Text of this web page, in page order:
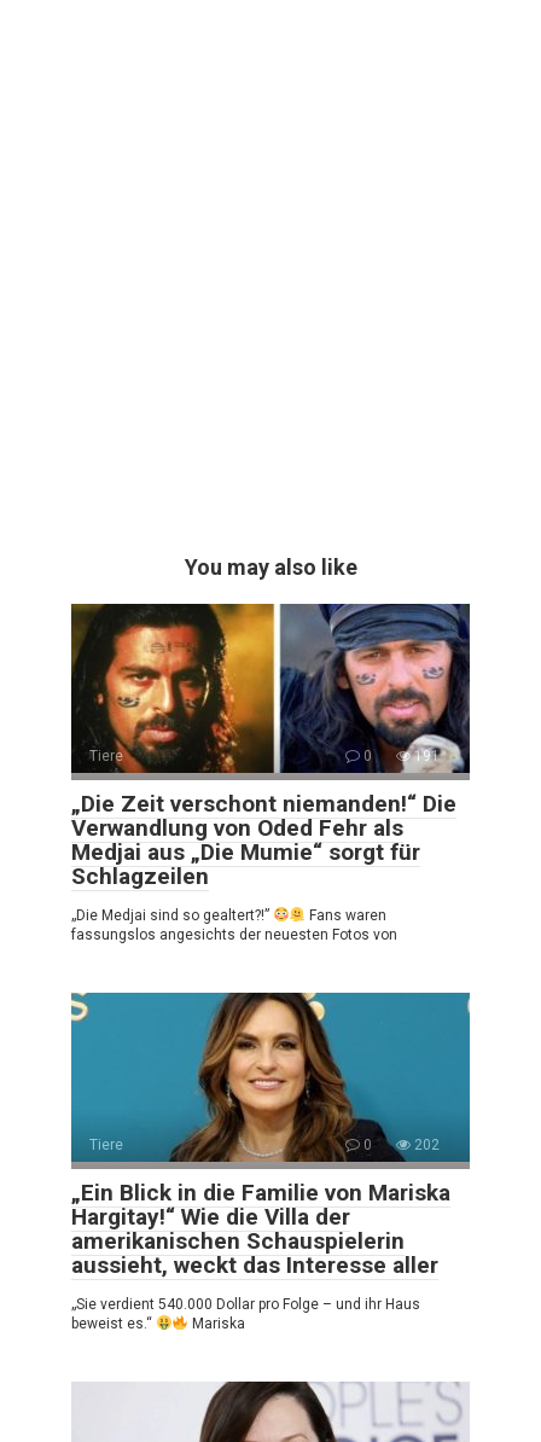
You may also like
Tiere 0 191
„Die Zeit verschont niemanden!“ Die
Verwandlung von Oded Fehr als
Medjai aus „Die Mumie“ sorgt für
Schlagzeilen
„Die Medjai sind so gealtert?!”
Fans waren
fassungslos angesichts der neuesten Fotos von
Tiere 0 202
„Ein Blick in die Familie von Mariska
Hargitay!“ Wie die Villa der
amerikanischen Schauspielerin
aussieht, weckt das Interesse aller
„Sie verdient 540.000 Dollar pro Folge – und ihr Haus
beweist es.“
Mariska